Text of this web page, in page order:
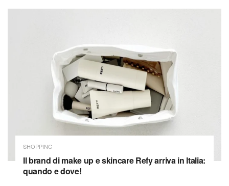
SHOPPING
Il brand di make up e skincare Refy arriva in Italia:
quando e dove!